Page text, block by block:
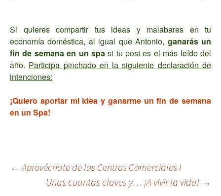
Si quieres compartir tus ideas y malabares en tu
economía doméstica, al igual que Antonio, ganarás un
fin de semana en un spasi tu post es el más leído del
año. Participa pinchado en la siguiente declaración de
intenciones:
¡Quiero aportar mi idea y ganarme un fin de semana
en un Spa!
Navegación
← Aprovéchate de los Centros Comerciales I
Unas cuantas claves y… ¡A vivir la vida! →